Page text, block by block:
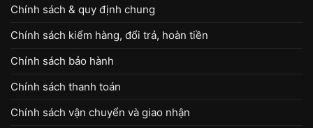
Chính sách & quy định chung
Chính sách kiểm hàng, đổi trả, hoàn tiền
Chính sách bảo hành
Chính sách thanh toán
Chính sách vận chuyển và giao nhận